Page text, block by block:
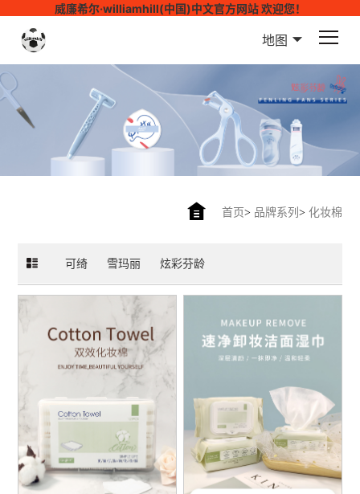
威廉希尔·williamhill(中国)中文官方网站 欢迎您！
地图
首页> 品牌系列 > 化妆棉
可绮 雪玛丽 炫彩芬龄